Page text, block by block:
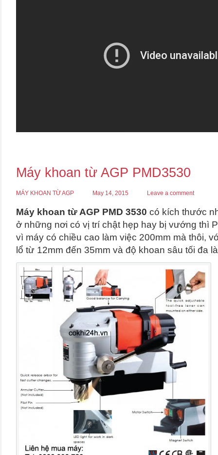
Máy khoan từ AGP PMD3530
MÁY KHOAN TỪ AGP May 14, 2015 Leave a comment
Máy khoan từ AGP PMD 3530 có kích thước
ở những nơi có vị trí chật hẹp hay bị vướng thì
vì máy có chiều cao làm việc 200mm mà thôi,
lổ từ 12mm đến 35mm và độ khoan sâu tối đa